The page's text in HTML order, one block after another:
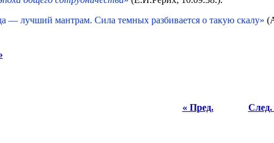
— лучший мантрам. Сила темных разбивается о такую скалу»
« Пред. След.